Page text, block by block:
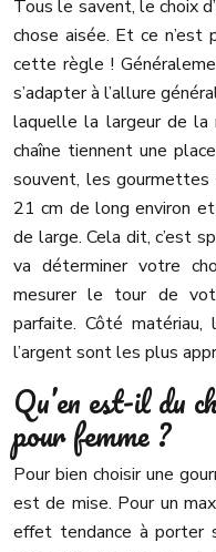
Tous le savent, le choix
chose aisée. Et ce
cette règle !
s’adapter à l’allure
laquelle la largeur de la
chaîne tiennent une
souvent, les
21 cm de long environ
de large. Cela dit, c’est
va déterminer votre
mesurer le tour de
parfaite. Côté matériau,
l’argent sont les plus
Qu’en est-il du
pour femme ?
Pour bien choisir une
est de mise. Pour un
effet tendance à porter